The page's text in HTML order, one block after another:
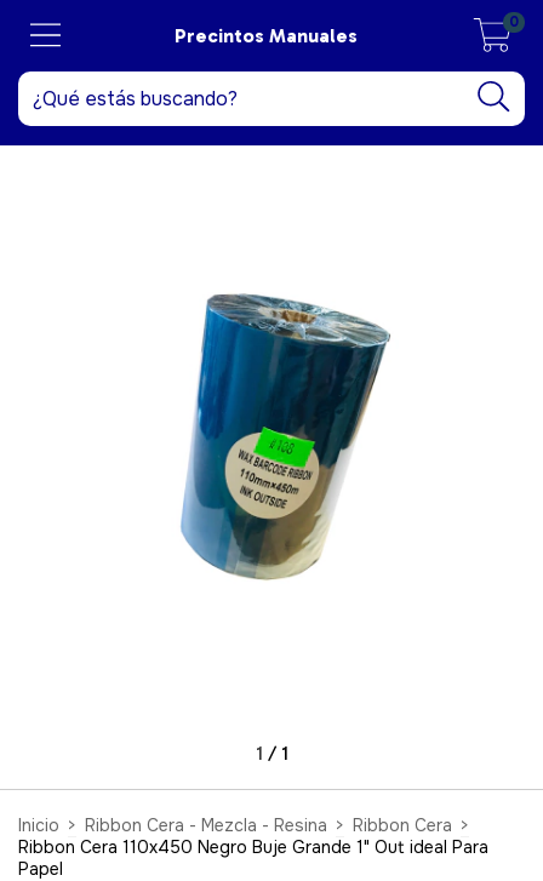
Precintos Manuales
0
1 / 1
Inicio > Ribbon Cera - Mezcla - Resina > Ribbon Cera >
Ribbon Cera 110x450 Negro Buje Grande 1" Out ideal Para
Papel